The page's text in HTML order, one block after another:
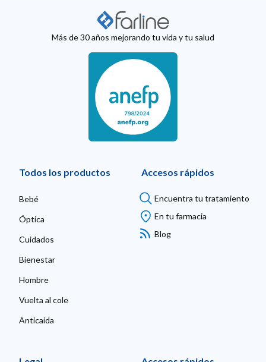
Más de 30 años mejorando tu vida y tu salud
Todos los productos
Bebé
Óptica
Cuidados
Bienestar
Hombre
Vuelta al cole
Anticaída
Accesos rápidos
Encuentra tu tratamiento
En tu farmacia
Blog